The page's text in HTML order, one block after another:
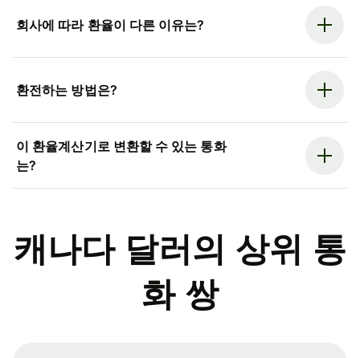
회사에 따라 환율이 다른 이유는?
환전하는 방법은?
이 환율계산기로 변환할 수 있는 통화
는?
캐나다 달러의 상위 통
화 쌍